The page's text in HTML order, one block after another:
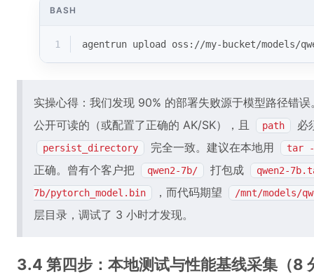
BASH
1 agentrun upload oss://my-bucket/models/
实操心得：我们发现 90% 的部署失败源于模型路径错
公开可读的（或配置了正确的 AK/SK），且
path 必
persist_directory 完全一致。建议在本地用 tar
正确。曾有个客户把 qwen2-7b/ 打包成
qwen2-
7b/pytorch_model.bin
，而代码期望 /mnt/models/
层目录，调试了 3 小时才发现。
3.4 第四步：本地测试与性能基线采集（8